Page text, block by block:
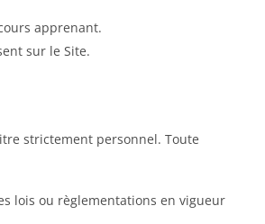
apprenant.
sur le Site.
strictement personnel. Toute
lois ou règlementations en vigueur